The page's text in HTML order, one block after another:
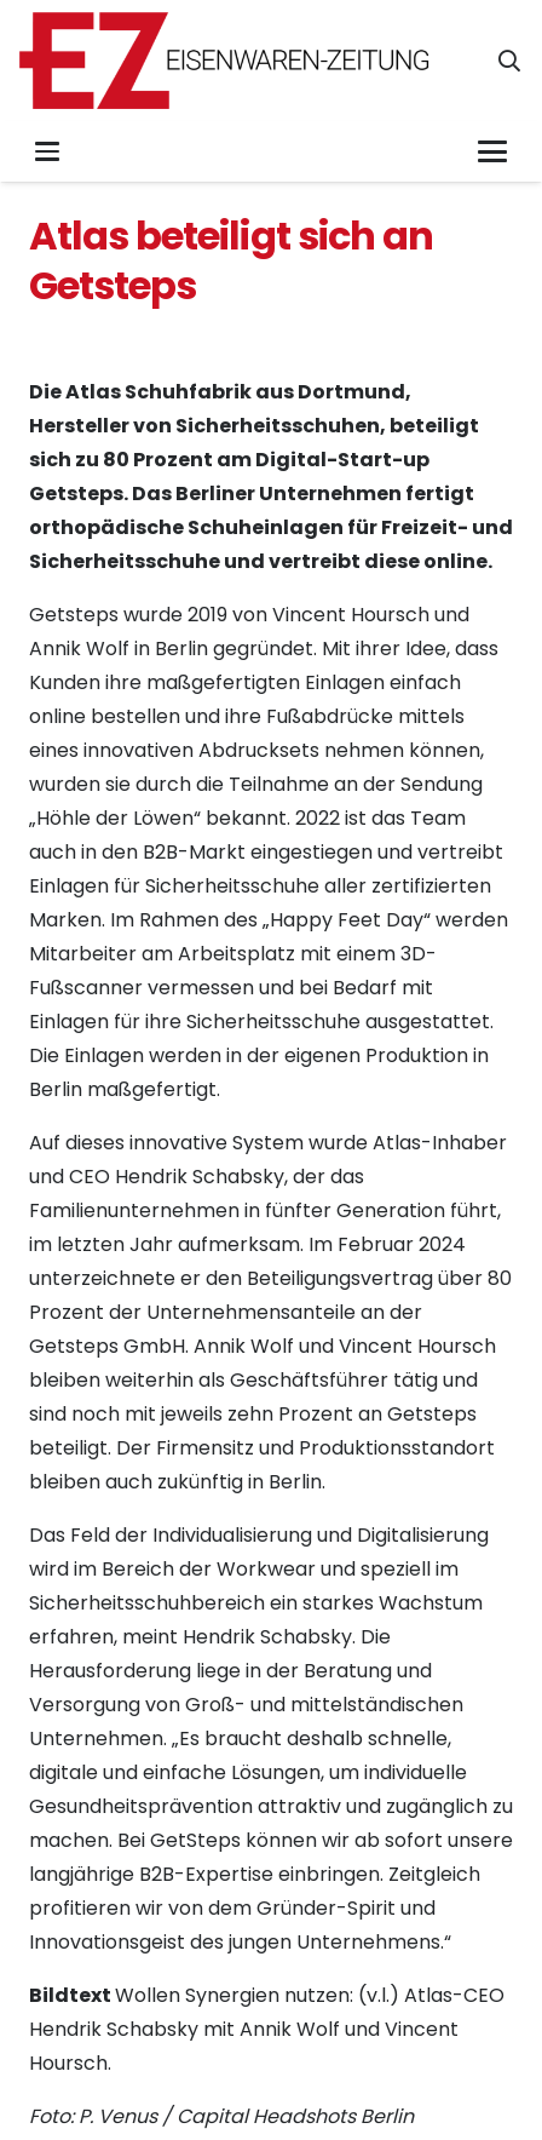
Atlas beteiligt sich an
Getsteps
Die Atlas Schuhfabrik aus Dortmund,
Hersteller von Sicherheitsschuhen, beteiligt
sich zu 80 Prozent am Digital-Start-up
Getsteps. Das Berliner Unternehmen fertigt
orthopädische Schuheinlagen für Freizeit- und
Sicherheitsschuhe und vertreibt diese online.
Getsteps wurde 2019 von Vincent Hoursch und
Annik Wolf in Berlin gegründet. Mit ihrer Idee, dass
Kunden ihre maßgefertigten Einlagen einfach
online bestellen und ihre Fußabdrücke mittels
eines innovativen Abdrucksets nehmen können,
wurden sie durch die Teilnahme an der Sendung
„Höhle der Löwen“ bekannt. 2022 ist das Team
auch in den B2B-Markt eingestiegen und vertreibt
Einlagen für Sicherheitsschuhe aller zertifizierten
Marken. Im Rahmen des „Happy Feet Day“ werden
Mitarbeiter am Arbeitsplatz mit einem 3D-
Fußscanner vermessen und bei Bedarf mit
Einlagen für ihre Sicherheitsschuhe ausgestattet.
Die Einlagen werden in der eigenen Produktion in
Berlin maßgefertigt.
Auf dieses innovative System wurde Atlas-Inhaber
und CEO Hendrik Schabsky, der das
Familienunternehmen in fünfter Generation führt,
im letzten Jahr aufmerksam. Im Februar 2024
unterzeichnete er den Beteiligungsvertrag über 80
Prozent der Unternehmensanteile an der
Getsteps GmbH. Annik Wolf und Vincent Hoursch
bleiben weiterhin als Geschäftsführer tätig und
sind noch mit jeweils zehn Prozent an Getsteps
beteiligt. Der Firmensitz und Produktionsstandort
bleiben auch zukünftig in Berlin.
Das Feld der Individualisierung und Digitalisierung
wird im Bereich der Workwear und speziell im
Sicherheitsschuhbereich ein starkes Wachstum
erfahren, meint Hendrik Schabsky. Die
Herausforderung liege in der Beratung und
Versorgung von Groß- und mittelständischen
Unternehmen. „Es braucht deshalb schnelle,
digitale und einfache Lösungen, um individuelle
Gesundheitsprävention attraktiv und zugänglich zu
machen. Bei GetSteps können wir ab sofort unsere
langjährige B2B-Expertise einbringen. Zeitgleich
profitieren wir von dem Gründer-Spirit und
Innovationsgeist des jungen Unternehmens.“
BildtextWollen Synergien nutzen: (v.l.) Atlas-CEO
Hendrik Schabsky mit Annik Wolf und Vincent
Hoursch.
Foto: P. Venus / Capital Headshots Berlin